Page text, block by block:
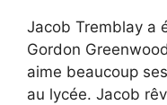
Jacob Tremblay a
Gordon
aime beaucoup
au lycée. Jacob